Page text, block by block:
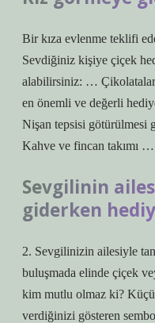
Bir kıza evlenme teklifi
Sevdiğiniz kişiye çiçek
alabilirsiniz: …
en önemli ve değerli
Nişan tepsisi götürülmesi
Kahve ve fincan takımı
Sevgilinin
giderken
2. Sevgilinizin ailesiyle
buluşmada elinde çiçek
kim mutlu olmaz ki?
verdiğinizi gösteren